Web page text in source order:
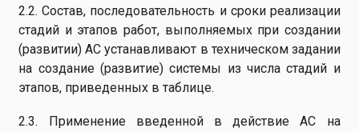
2.2. Состав, последовательность и сроки реализации
стадий и этапов работ, выполняемых при создании
(развитии) АС устанавливают в техническом задании
на создание (развитие) системы из числа стадий и
этапов, приведенных в таблице.
2.3. Применение введенной в действие АС на